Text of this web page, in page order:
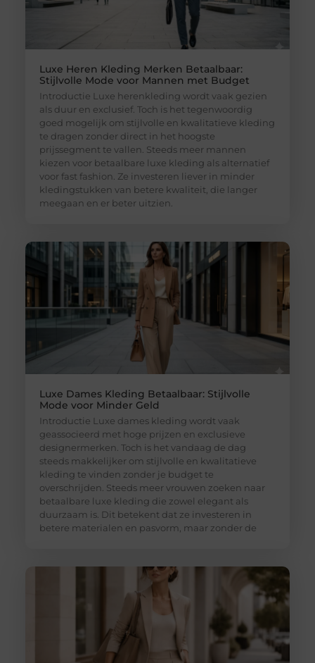
Luxe Heren Kleding Merken Betaalbaar:
Stijlvolle Mode voor Mannen met Budget
Introductie Luxe herenkleding wordt vaak gezien
als duur en exclusief. Toch is het tegenwoordig
goed mogelijk om stijlvolle en kwalitatieve kleding
te dragen zonder direct in het hoogste
prijssegment te vallen. Steeds meer mannen
kiezen voor betaalbare luxe kleding als alternatief
voor fast fashion. Ze investeren liever in minder
kledingstukken van betere kwaliteit, die langer
meegaan en er beter uitzien.
Luxe Dames Kleding Betaalbaar: Stijlvolle
Mode voor Minder Geld
Introductie Luxe dames kleding wordt vaak
geassocieerd met hoge prijzen en exclusieve
designermerken. Toch is het vandaag de dag
steeds makkelijker om stijlvolle en kwalitatieve
kleding te vinden zonder je budget te
overschrijden. Steeds meer vrouwen zoeken naar
betaalbare luxe kleding die zowel elegant als
duurzaam is. Dit betekent dat ze investeren in
betere materialen en pasvorm, maar zonder de